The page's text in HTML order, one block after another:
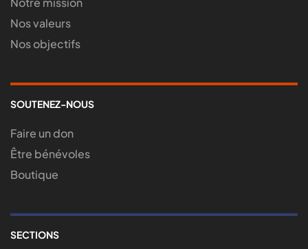
Nos valeurs
Nos objectifs
SOUTENEZ-NOUS
Faire un don
Être bénévoles
Boutique
SECTIONS